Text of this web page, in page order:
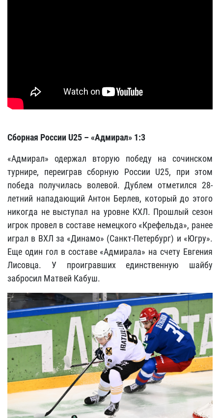
Сборная России U25 – «Адмирал» 1:3
«Адмирал» одержал вторую победу на сочинском
турнире, переиграв сборную России U25, при этом
победа получилась волевой. Дублем отметился 28-
летний нападающий Антон Берлев, который до этого
никогда не выступал на уровне КХЛ. Прошлый сезон
игрок провел в составе немецкого «Крефельда», ранее
играл в ВХЛ за «Динамо» (Санкт-Петербург) и «Югру».
Еще один гол в составе «Адмирала» на счету Евгения
Лисовца. У проигравших единственную шайбу
забросил Матвей Кабуш.